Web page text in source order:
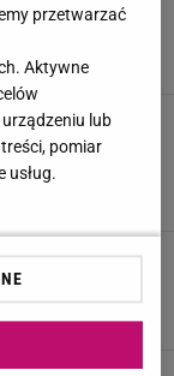
na pokładzie
intymny
o jej przeszłość
przetwarzać
Aktywne
lub
pomiar
usług.